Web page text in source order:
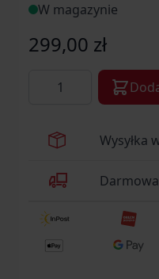
W magazynie
299,00 zł
Wysyłka